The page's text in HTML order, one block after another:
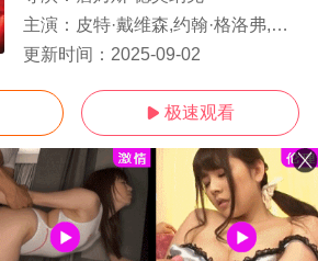
主演： 皮特·戴维森,约翰·格洛弗,伊桑·菲利普斯,布鲁斯·奥尔特曼,维克多·
更新时间： 2025-09-02
 极速观看